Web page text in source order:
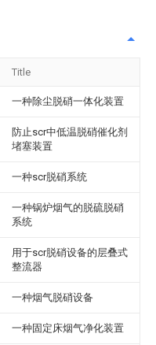
Title
一种除尘脱硝一体化装置
防止scr中低温脱硝催化剂
堵塞装置
一种scr脱硝系统
一种锅炉烟气的脱硫脱硝
系统
用于scr脱硝设备的层叠式
整流器
一种烟气脱硝设备
一种固定床烟气净化装置